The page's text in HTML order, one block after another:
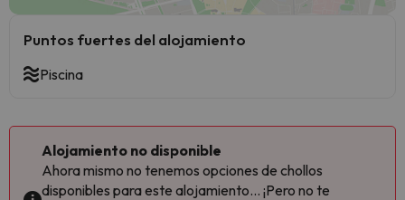
Puntos fuertes del alojamiento
Piscina
Alojamiento no disponible
Ahora mismo no tenemos opciones de chollos
disponibles para este alojamiento... ¡Pero no te